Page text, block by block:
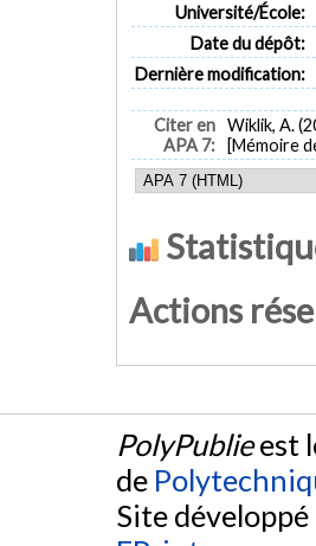
Université/École:
Date du dépôt:
Dernière modification:
Citer en
APA 7:
Wiklik, A.
[Mémoire
Actions
PolyPublieest
de
Site